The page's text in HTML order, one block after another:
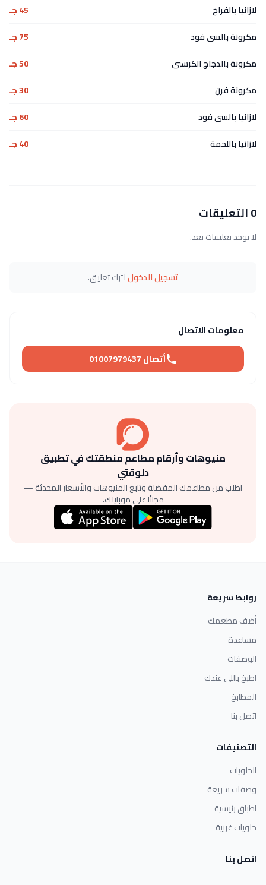
لازانيا بالفراخ
45 جـ
مكرونة بالسى فود
75 جـ
مكرونة بالدجاج الكرسبى
50 جـ
مكرونة فرن
30 جـ
لازانيا بالسى فود
60 جـ
لازانيا باللحمة
40 جـ
0 التعليقات
لا توجد تعليقات بعد.
تسجيل الدخوللترك تعليق.
معلومات الاتصال
أتصال 01007979437
منيوهات وأرقام مطاعم منطقتك في تطبيق
دلوقتي
اطلب من مطاعمك المفضلة وتابع المنيوهات والأسعار المحدثة —
مجانًا على موبايلك.
روابط سريعة
أضف مطعمك
مساعدة
الوصفات
اطبخ باللي عندك
المطابخ
اتصل بنا
التصنيفات
الحلويات
وصفات سريعة
اطباق رئيسية
حلويات غربية
اتصل بنا